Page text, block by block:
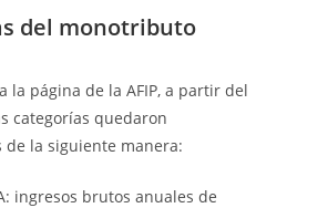
del monotributo
la página de la AFIP, a partir del
categorías quedaron
la siguiente manera:
ingresos brutos anuales de